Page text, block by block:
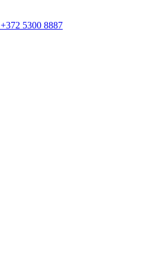
+372 5300 8887